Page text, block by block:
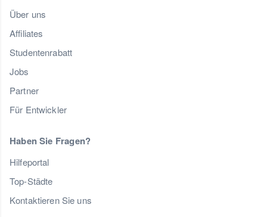
Über uns
Affiliates
Studentenrabatt
Jobs
Partner
Für Entwickler
Haben Sie Fragen?
Hilfeportal
Top-Städte
Kontaktieren Sie uns